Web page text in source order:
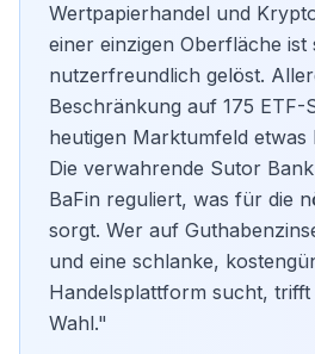
Wertpapierhandel und
einer einzigen Oberfläche ist
nutzerfreundlich gelöst.
Beschränkung auf 175 ETF-
heutigen Marktumfeld etwas
Die verwahrende Sutor
BaFin reguliert, was für die
sorgt. Wer auf
und eine schlanke,
Handelsplattform sucht,
Wahl."